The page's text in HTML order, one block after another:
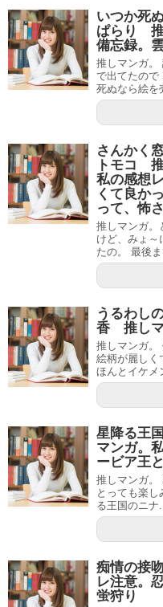
いつか死
ぱらり 推
備忘録。
推しマンガ。
で出てたので
死ぬなら絵を
さんかく
トモコ
私の感想
くて良か
って、怖
推しマンガ。
けど、みょ～
たの。 最後
うるわし
香 推しマ
推しマンガ。
絵柄が麗しく
ほんとイケメ
星降る王
マンガ。
ービア王
推しマンガ。
とっても楽
る王国のニナ
痴情の接
レ注意。
蛍狩り